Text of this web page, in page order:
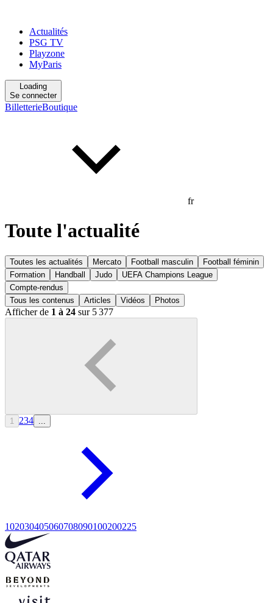
Actualités
PSG TV
Playzone
MyParis
Loading
Se connecter
BilletterieBoutique
fr
Toute l'actualité
Toutes les actualités Mercato Football masculin
Football féminin
Formation
Handball Judo
UEFA Champions League
Compte-rendus
Tous les contenus
Articles Vidéos Photos
Afficher de 1 à 24 sur 5 377
1 234
102030405060708090100200225